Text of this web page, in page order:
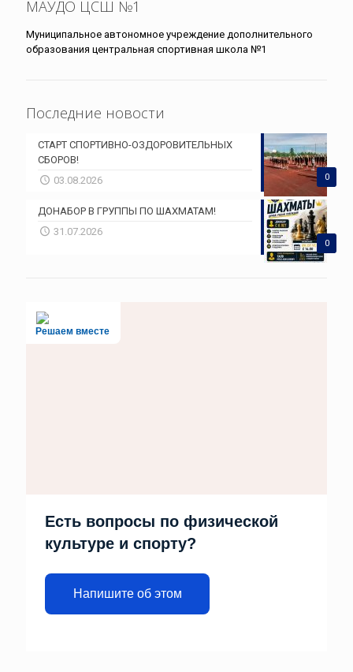
МАУДО ЦСШ №1
Муниципальное автономное учреждение дополнительного
образования центральная спортивная школа №1
Последние новости
0
СТАРТ СПОРТИВНО-ОЗДОРОВИТЕЛЬНЫХ
СБОРОВ!
03.08.2026
0
ДОНАБОР В ГРУППЫ ПО ШАХМАТАМ!
31.07.2026
Решаем вместе
Есть вопросы по физической
культуре и спорту?
Напишите об этом